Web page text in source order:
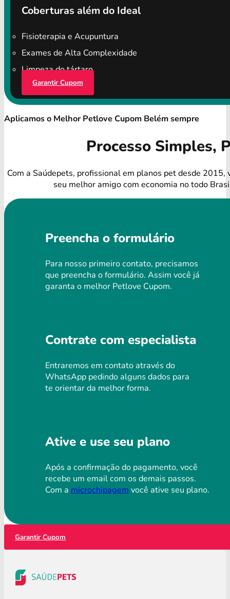
Coberturas além do Ideal
Fisioterapia e Acupuntura
Exames de Alta Complexidade
Limpeza do tártaro
Garantir Cupom
Aplicamos o Melhor Petlove Cupom Belém sempre
Processo Simples,
Com a Saúdepets, profissional em planos pet desde 2015,
seu melhor amigo com economia no todo
Preencha o formulário
Para nosso primeiro contato, precisamos
que preencha o formulário. Assim você já
garanta o melhor Petlove Cupom.
Contrate com especialista
Entraremos em contato através do
WhatsApp pedindo alguns dados para
te orientar da melhor forma.
Ative e use seu plano
Após a confirmação do pagamento, você
recebe um email com os demais passos.
Com a microchipagem você ative seu plano.
Garantir Cupom